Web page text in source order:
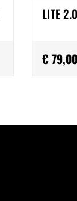
LITE
€ 79,00